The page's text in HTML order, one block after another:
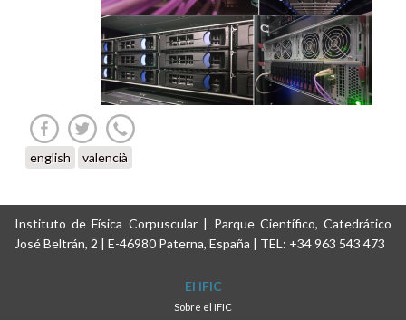
english valencià
Instituto de Física Corpuscular | Parque Científico, Catedrático
José Beltrán, 2 | E-46980 Paterna, España | TEL: +34 963 543 473
El IFIC
Sobre el IFIC